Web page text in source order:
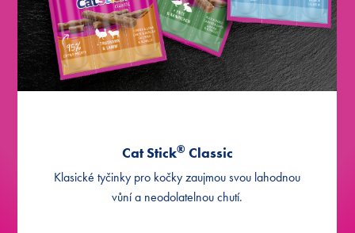
Cat Stick®Classic
Klasické tyčinky pro kočky zaujmou svou lahodnou
vůní a neodolatelnou chutí.
Cat Stick
®
s krůtím a jehněčím masem